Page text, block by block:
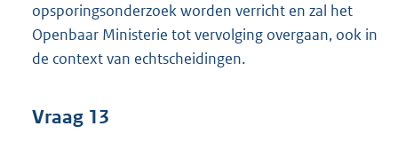
opsporingsonderzoek worden verricht en zal het
Openbaar Ministerie tot vervolging overgaan, ook in
de context van echtscheidingen.
Vraag 13